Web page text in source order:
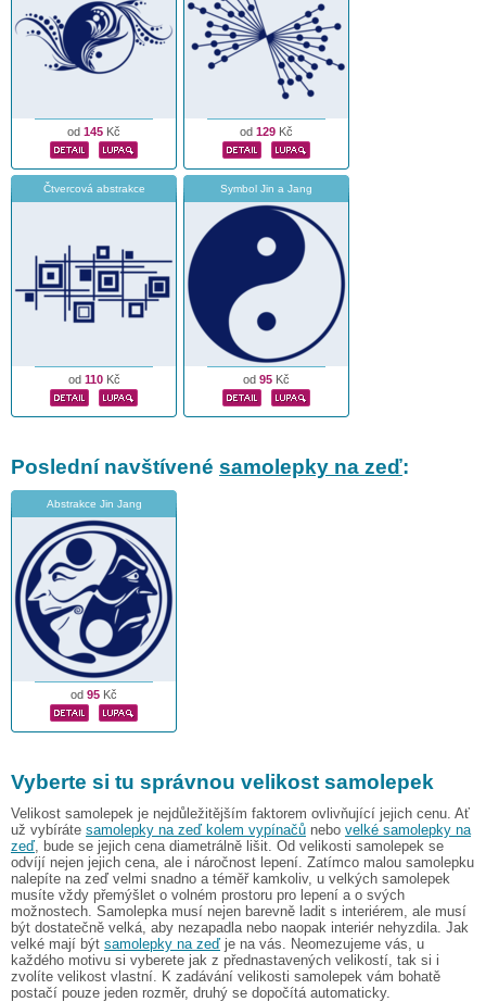
od 145 Kč od 129 Kč
Čtvercová abstrakce
od 110Kč
Symbol Jin a Jang
od 95 Kč
Poslední navštívené samolepky na zeď:
Abstrakce Jin Jang
od 95 Kč
Vyberte si tu správnou velikost samolepek
Velikost samolepek je nejdůležitějším faktorem ovlivňující jejich cenu. Ať
už vybíráte samolepky na zeď kolem vypínačů nebo velké samolepky na
zeď, bude se jejich cena diametrálně lišit. Od velikosti samolepek se
odvíjí nejen jejich cena, ale i náročnost lepení. Zatímco malou samolepku
nalepíte na zeď velmi snadno a téměř kamkoliv, u velkých samolepek
musíte vždy přemýšlet o volném prostoru pro lepení a o svých
možnostech. Samolepka musí nejen barevně ladit s interiérem, ale musí
být dostatečně velká, aby nezapadla nebo naopak interiér nehyzdila. Jak
velké mají být samolepky na zeďje na vás. Neomezujeme vás, u
každého motivu si vyberete jak z přednastavených velikostí, tak si i
zvolíte velikost vlastní. K zadávání velikosti samolepek vám bohatě
postačí pouze jeden rozměr, druhý se dopočítá automaticky.